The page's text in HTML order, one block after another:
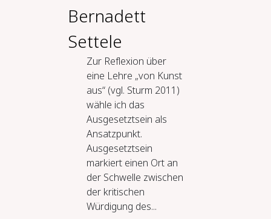
Bernadett
Settele
Zur Reflexion über
eine Lehre „von Kunst
aus“ (vgl. Sturm 2011)
wähle ich das
Ausgesetztsein als
Ansatzpunkt.
Ausgesetztsein
markiert einen Ort an
der Schwelle zwischen
der kritischen
Würdigung des...